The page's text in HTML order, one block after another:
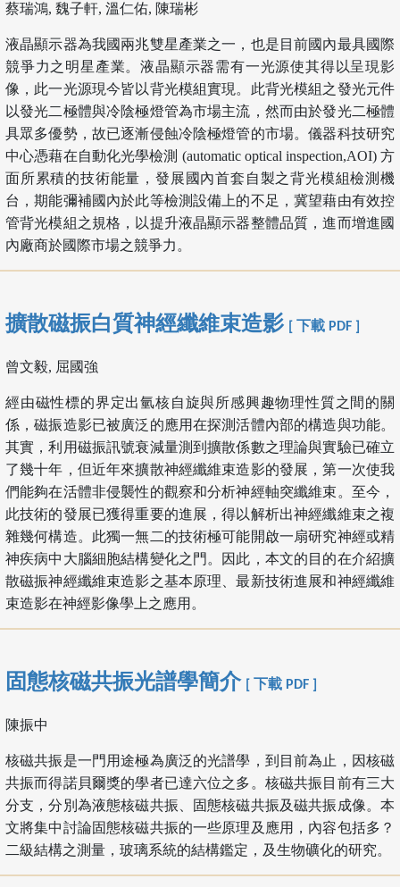
蔡瑞鴻, 魏子軒, 溫仁佑, 陳瑞彬
液晶顯示器為我國兩兆雙星產業之一，也是目前國內最具國際
競爭力之明星產業。液晶顯示器需有一光源使其得以呈現影
像，此一光源現今皆以背光模組實現。此背光模組之發光元件
以發光二極體與冷陰極燈管為市場主流，然而由於發光二極體
具眾多優勢，故已逐漸侵蝕冷陰極燈管的市場。儀器科技研究
中心憑藉在自動化光學檢測 (automatic optical inspection,AOI) 方
面所累積的技術能量，發展國內首套自製之背光模組檢測機
台，期能彌補國內於此等檢測設備上的不足，冀望藉由有效控
管背光模組之規格，以提升液晶顯示器整體品質，進而增進國
內廠商於國際市場之競爭力。
擴散磁振白質神經纖維束造影 [ 下載 PDF ]
曾文毅, 屈國強
經由磁性標的界定出氫核自旋與所感興趣物理性質之間的關
係，磁振造影已被廣泛的應用在探測活體內部的構造與功能。
其實，利用磁振訊號衰減量測到擴散係數之理論與實驗已確立
了幾十年，但近年來擴散神經纖維束造影的發展，第一次使我
們能夠在活體非侵襲性的觀察和分析神經軸突纖維束。至今，
此技術的發展已獲得重要的進展，得以解析出神經纖維束之複
雜幾何構造。此獨一無二的技術極可能開啟一扇研究神經或精
神疾病中大腦細胞結構變化之門。因此，本文的目的在介紹擴
散磁振神經纖維束造影之基本原理、最新技術進展和神經纖維
束造影在神經影像學上之應用。
固態核磁共振光譜學簡介 [ 下載 PDF ]
陳振中
核磁共振是一門用途極為廣泛的光譜學，到目前為止，因核磁
共振而得諾貝爾獎的學者已達六位之多。核磁共振目前有三大
分支，分別為液態核磁共振、固態核磁共振及磁共振成像。本
文將集中討論固態核磁共振的一些原理及應用，內容包括多？
二級結構之測量，玻璃系統的結構鑑定，及生物礦化的研究。